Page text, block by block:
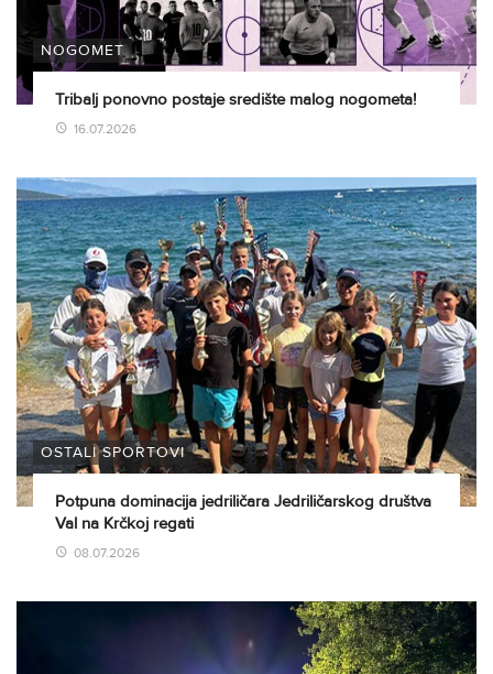
NOGOMET
Tribalj ponovno postaje središte malog nogometa!
16.07.2026
OSTALI SPORTOVI
Potpuna dominacija jedriličara Jedriličarskog društva
Val na Krčkoj regati
08.07.2026